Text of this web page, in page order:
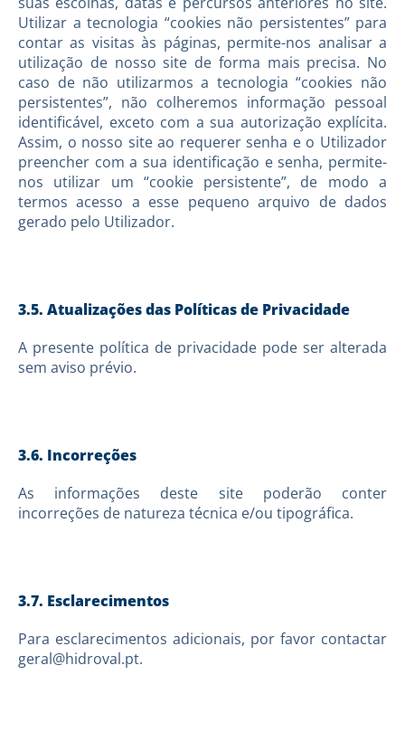
Utilizar a tecnologia “cookies não persistentes” para
contar as visitas às páginas, permite-nos analisar a
utilização de nosso site de forma mais precisa. No
caso de não utilizarmos a tecnologia “cookies não
persistentes”, não colheremos informação pessoal
identificável, exceto com a sua autorização explícita.
Assim, o nosso site ao requerer senha e o Utilizador
preencher com a sua identificação e senha, permite-
nos utilizar um “cookie persistente”, de modo a
termos acesso a esse pequeno arquivo de dados
gerado pelo Utilizador.
3.5. Atualizações das Políticas de Privacidade
A presente política de privacidade pode ser alterada
sem aviso prévio.
3.6. Incorreções
As informações deste site poderão conter
incorreções de natureza técnica e/ou tipográfica.
3.7. Esclarecimentos
Para esclarecimentos adicionais, por favor contactar
geral@hidroval.pt.